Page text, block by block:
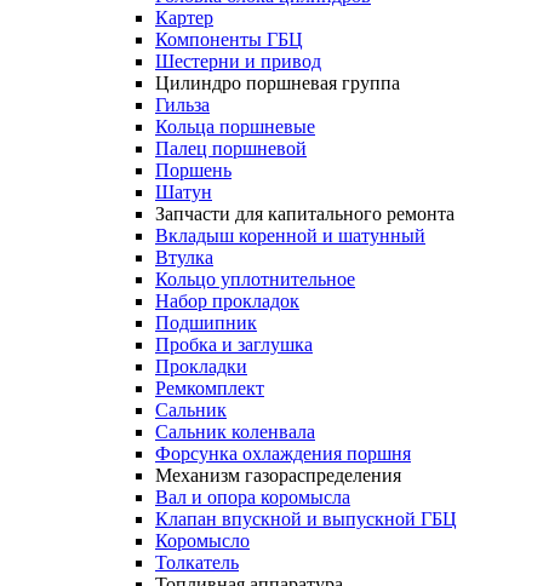
Картер
Компоненты ГБЦ
Шестерни и привод
Цилиндро поршневая группа
Гильза
Кольца поршневые
Палец поршневой
Поршень
Шатун
Запчасти для капитального ремонта
Вкладыш коренной и шатунный
Втулка
Кольцо уплотнительное
Набор прокладок
Подшипник
Пробка и заглушка
Прокладки
Ремкомплект
Сальник
Сальник коленвала
Форсунка охлаждения поршня
Механизм газораспределения
Вал и опора коромысла
Клапан впускной и выпускной ГБЦ
Коромысло
Толкатель